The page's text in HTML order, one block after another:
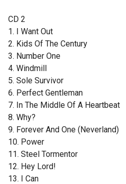
CD 2
1. I Want Out
2. Kids Of The Century
3. Number One
4. Windmill
5. Sole Survivor
6. Perfect Gentleman
7. In The Middle Of A Heartbeat
8. Why?
9. Forever And One (Neverland)
10. Power
11. Steel Tormentor
12. Hey Lord!
13. I Can